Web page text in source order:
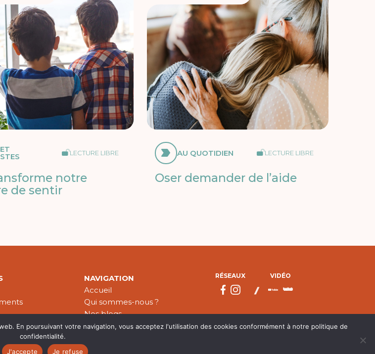
LECTURE LIBRE
notre
de sentir
AU QUOTIDIEN LECTURE LIBRE
Oser demander de l’aide
NAVIGATION
Accueil
Qui sommes-nous ?
Nos blogs
Nos publications
RÉSEAUX VIDÉO
En poursuivant votre navigation, vous acceptez l'utilisation des cookies conformément à notre politique de
confidentialité.
J'accepte
Je refuse